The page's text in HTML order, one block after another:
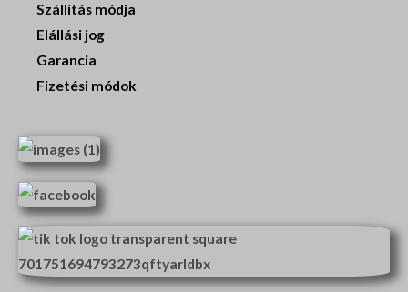
Szállítás módja
Elállási jog
Garancia
Fizetési módok